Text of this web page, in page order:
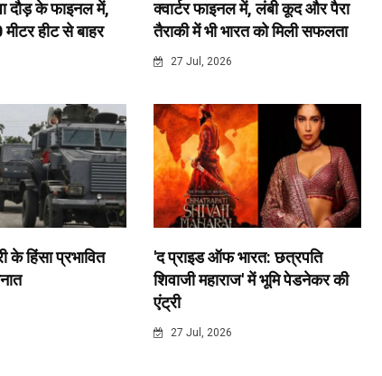
दौड़ के फाइनल में,
मीटर हीट से बाहर
क्वार्टर फाइनल में, लंबी कूद और पैरा
तैराकी में भी भारत को मिली सफलता
27 Jul, 2026
के हिंसा प्रभावित
'द प्राइड ऑफ भारत: छत्रपति
शिवाजी महाराज' में भूमि पेडनेकर की
एंट्री
27 Jul, 2026